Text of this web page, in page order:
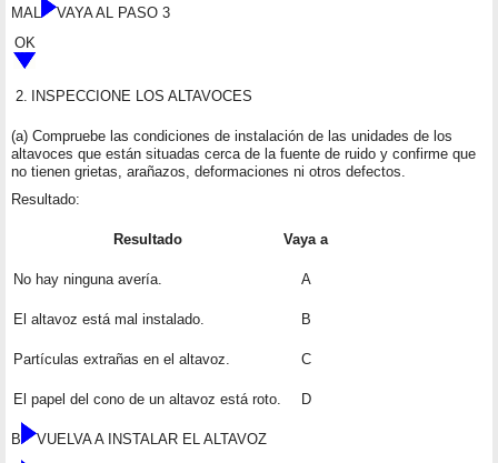
MAL
VAYA AL PASO 3
OK
2. INSPECCIONE LOS ALTAVOCES
(a) Compruebe las condiciones de instalación de las unidades de los
altavoces que están situadas cerca de la fuente de ruido y confirme que
no tienen grietas, arañazos, deformaciones ni otros defectos.
Resultado:
Resultado Vaya a
No hay ninguna avería. A
El altavoz está mal instalado. B
Partículas extrañas en el altavoz. C
El papel del cono de un altavoz está roto. D
B VUELVA A INSTALAR EL ALTAVOZ